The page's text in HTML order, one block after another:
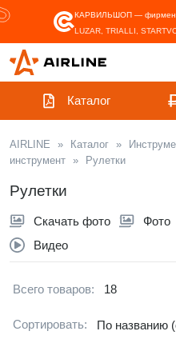
КАРВИЛЬШОП —
LUZAR, TRIALLI,
Каталог
AIRLINE » Каталог »
инструмент » Рулетки
Рулетки
Скачать фото Фото
Видео
Всего товаров: 18
Сортировать: По названию